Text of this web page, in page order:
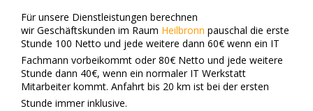
Für unsere Dienstleistungen berechnen
wir Geschäftskunden im Raum Heilbronn pauschal die erste
Stunde 100 Netto und jede weitere dann 60€ wenn ein IT
Fachmann vorbeikommt oder 80€ Netto und jede weitere
Stunde dann 40€, wenn ein normaler IT Werkstatt
Mitarbeiter kommt. Anfahrt bis 20 km ist bei der ersten
Stunde immer inklusive.